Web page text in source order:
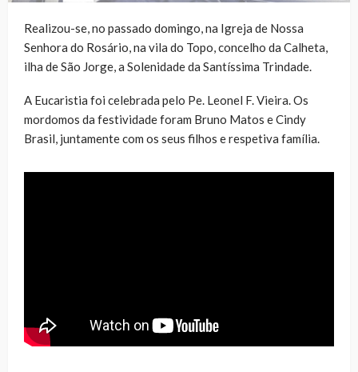
Realizou-se, no passado domingo, na Igreja de Nossa
Senhora do Rosário, na vila do Topo, concelho da Calheta,
ilha de São Jorge, a Solenidade da Santíssima Trindade.
A Eucaristia foi celebrada pelo Pe. Leonel F. Vieira. Os
mordomos da festividade foram Bruno Matos e Cindy
Brasil, juntamente com os seus filhos e respetiva família.